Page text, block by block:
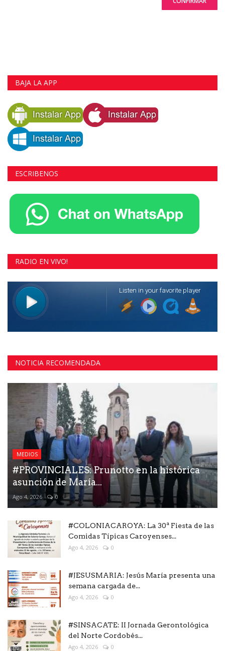
BAJA LA APP
ESCRIBENOS
RADIO EN VIVO!
NOTICIA RECOMENDADA
MEDIOS
#PROVINCIALES: Prunotto en la histórica
asunción de María...
Ago 4, 2026 0
#COLONIACAROYA: La 30ª Fiesta de las
Comidas Típicas Caroyenses...
Ago 4, 2026 0
#JESUSMARIA: Jesús María presenta una
semana cargada de...
Ago 4, 2026 0
#SINSACATE: II Jornada Gerontológica
del Norte Cordobés...
Ago 4, 2026 0